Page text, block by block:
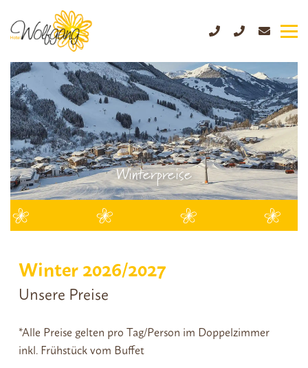
Winterpreise
Winter 2026/2027
Unsere Preise
*Alle Preise gelten pro Tag/Person im Doppelzimmer
inkl. Frühstück vom Buffet